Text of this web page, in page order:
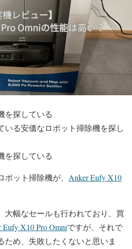
を探している
いる安価なロボット掃除機を探し
を探している
ット掃除機が、 Anker Eufy X10
大幅なセールも行われており、買
Eufy X10 Pro Omniですが、それで
ため、失敗したくないと思いま